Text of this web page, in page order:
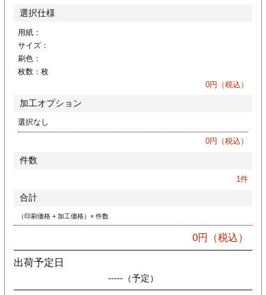
リーブ
選択仕様
用紙：
サイズ：
刷色：
枚数： 枚
0円（税込）
加工オプション
選択なし
0円（税込）
件数
1件
合計
（印刷価格 + 加工価格）× 件数
0円（税込）
出荷予定日
-----（予定）